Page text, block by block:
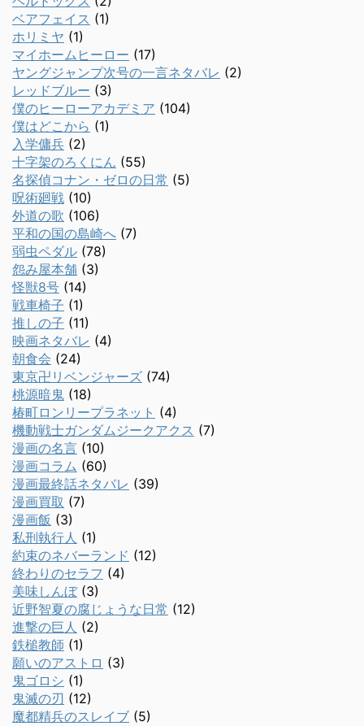
ベアフェイス (1)
ホリミヤ (1)
マイホームヒーロー (17)
ヤングジャンプ次号の一言ネタバレ (2)
レッドブルー (3)
僕のヒーローアカデミア (104)
僕はどこから (1)
入学傭兵 (2)
十字架のろくにん (55)
名探偵コナン・ゼロの日常 (5)
呪術廻戦 (10)
外道の歌 (106)
平和の国の島崎へ (7)
弱虫ペダル (78)
怨み屋本舗 (3)
怪獣8号 (14)
戦車椅子 (1)
推しの子 (11)
映画ネタバレ (4)
朝食会 (24)
東京卍リベンジャーズ (74)
桃源暗鬼 (18)
椿町ロンリープラネット (4)
機動戦士ガンダムジークアクス (7)
漫画の名言 (10)
漫画コラム (60)
漫画最終話ネタバレ (39)
漫画買取 (7)
漫画飯 (3)
私刑執行人 (1)
約束のネバーランド (12)
終わりのセラフ (4)
美味しんぼ(3)
近野智夏の腐じょうな日常 (12)
進撃の巨人 (2)
鉄槌教師 (1)
願いのアストロ (3)
鬼ゴロシ (1)
鬼滅の刃 (12)
魔都精兵のスレイブ (5)